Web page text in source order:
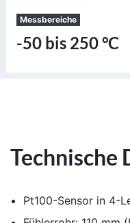
Messbereiche
-50 bis 250 °C
Technische
Pt100-Sensor in 4-